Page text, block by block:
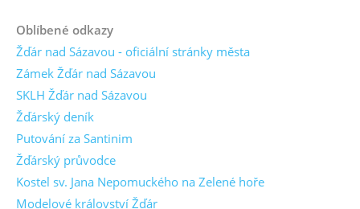
Oblíbené odkazy
Žďár nad Sázavou - oficiální stránky města
Zámek Žďár nad Sázavou
SKLH Žďár nad Sázavou
Žďárský deník
Putování za Santinim
Žďárský průvodce
Kostel sv. Jana Nepomuckého na Zelené hoře
Modelové království Žďár